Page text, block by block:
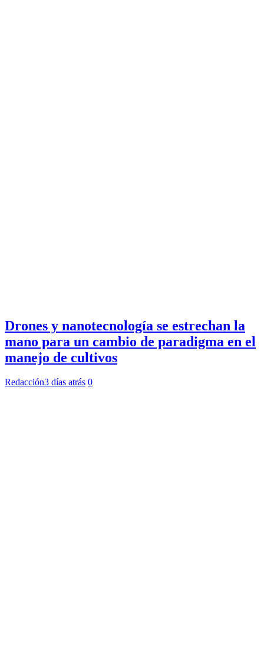
Drones y nanotecnología se estrechan la
mano para un cambio de paradigma en el
manejo de cultivos
Redacción3 días atrás 0